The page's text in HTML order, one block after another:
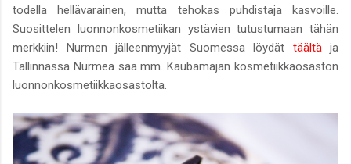
todella hellävarainen, mutta tehokas puhdistaja kasvoille.
Suosittelen luonnonkosmetiikan ystävien tutustumaan tähän
merkkiin! Nurmen jälleenmyyjät Suomessa löydät täältäja
Tallinnassa Nurmea saa mm. Kaubamajan kosmetiikkaosaston
luonnonkosmetiikkaosastolta.